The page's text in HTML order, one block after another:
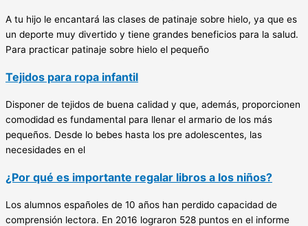
A tu hijo le encantará las clases de patinaje sobre hielo, ya que es
un deporte muy divertido y tiene grandes beneficios para la salud.
Para practicar patinaje sobre hielo el pequeño
Tejidos para ropa infantil
Disponer de tejidos de buena calidad y que, además, proporcionen
comodidad es fundamental para llenar el armario de los más
pequeños. Desde lo bebes hasta los pre adolescentes, las
necesidades en el
¿Por qué es importante regalar libros a los niños?
Los alumnos españoles de 10 años han perdido capacidad de
comprensión lectora. En 2016 lograron 528 puntos en el informe